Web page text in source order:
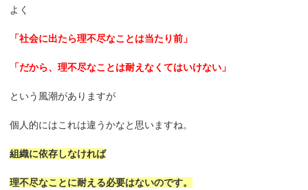
よく
「社会に出たら理不尽なことは当たり前」
「だから、理不尽なことは耐えなくてはいけない」
という風潮がありますが
個人的にはこれは違うかなと思いますね。
組織に依存しなければ
理不尽なことに耐える必要はないのです。